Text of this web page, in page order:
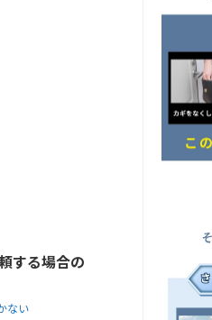
する場合の
ない